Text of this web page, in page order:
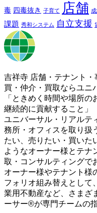
毒 四毒抜き 子育て 店舗
課題 秀和システム 自立支援
吉祥寺 店舗・テナント
買・仲介・買取ならユニ
「ときめく時間や場所の
継続的に貢献すること」
ユニバーサル・リアルテ
務所・オフィスを取り扱
たい、売りたい・買いた
ようなオーナー様とテナ
取・コンサルティングで
オーナー様やテナント様
フォリオ組み替えとして
業用不動産など、さまざ
ーサー®が専門チームの